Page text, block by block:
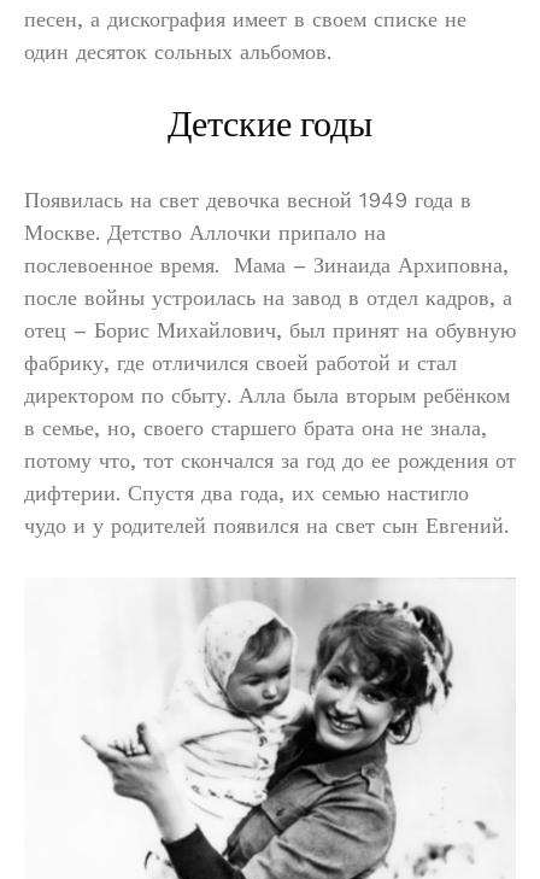
песен, а дискография имеет в своем списке не
один десяток сольных альбомов.
Детские годы
Появилась на свет девочка весной 1949 года в
Москве. Детство Аллочки припало на
послевоенное время. Мама – Зинаида Архиповна,
после войны устроилась на завод в отдел кадров, а
отец – Борис Михайлович, был принят на обувную
фабрику, где отличился своей работой и стал
директором по сбыту. Алла была вторым ребёнком
в семье, но, своего старшего брата она не знала,
потому что, тот скончался за год до ее рождения от
дифтерии. Спустя два года, их семью настигло
чудо и у родителей появился на свет сын Евгений.